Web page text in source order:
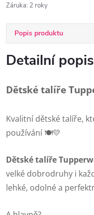
Záruka: 2 roky
Popis produktu
Detailní
Dětské talíře
Kvalitní dětské talíře,
používání 🍽️💛
Dětské talíře
velké dobrodruhy i
lehké, odolné a